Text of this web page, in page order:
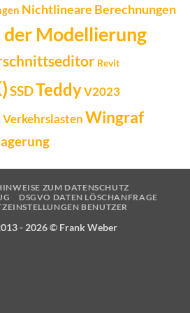
Nichtlineare Berechnungen
Modellierung
Revit
SSDTeddyV2023
VerkehrslastenWingraf
ZUM DATENSCHUTZ
DSGVO DATEN LÖSCHANFRAGE
BENUTZER
- 2026 © Frank Weber